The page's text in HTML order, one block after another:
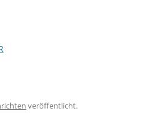
IBM REDBOOKS (1994)
veröffentlicht.